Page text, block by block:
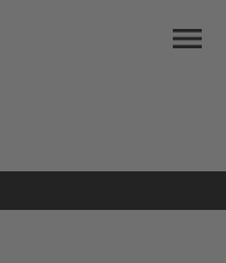
menu